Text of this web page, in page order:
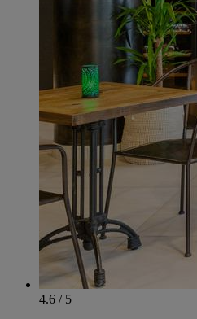
4.6 / 5